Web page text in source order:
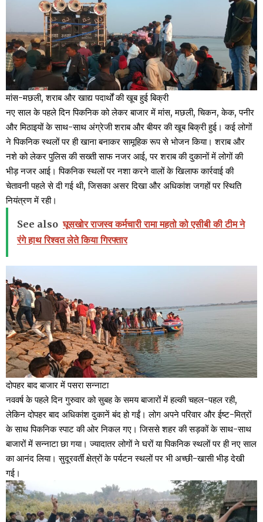
मांस-मछली, शराब और खाद्य पदार्थों की खूब हुई बिक्री
नए साल के पहले दिन पिकनिक को लेकर बाजार में मांस, मछली, चिकन, केक, पनीर
और मिठाइयों के साथ-साथ अंग्रेजी शराब और बीयर की खूब बिक्री हुई। कई लोगों
ने पिकनिक स्थलों पर ही खाना बनाकर सामूहिक रूप से भोजन किया। शराब और
नशे को लेकर पुलिस की सख्ती साफ नजर आई, पर शराब की दुकानों में लोगों की
भीड़ नजर आई। पिकनिक स्थलों पर नशा करने वालों के खिलाफ कार्रवाई की
चेतावनी पहले से दी गई थी, जिसका असर दिखा और अधिकांश जगहों पर स्थिति
नियंत्रण में रही।
See also घूसखोर राजस्व कर्मचारी रामा महतो को एसीबी की टीम ने
रंगे हाथ रिश्वत लेते किया गिरफ्तार
दोपहर बाद बाजार में पसरा सन्नाटा
नववर्ष के पहले दिन गुरुवार को सुबह के समय बाजारों में हल्की चहल-पहल रही,
लेकिन दोपहर बाद अधिकांश दुकानें बंद हो गईं। लोग अपने परिवार और ईष्ट-मित्रों
के साथ पिकनिक स्पाट की ओर निकल गए। जिससे शहर की सड़कों के साथ-साथ
बाजारों में सन्नाटा छा गया। ज्यादातर लोगों ने घरों या पिकनिक स्थलों पर ही नए साल
का आनंद लिया। सुदूरवर्ती क्षेत्रों के पर्यटन स्थलों पर भी अच्छी-खासी भीड़ देखी
गई।